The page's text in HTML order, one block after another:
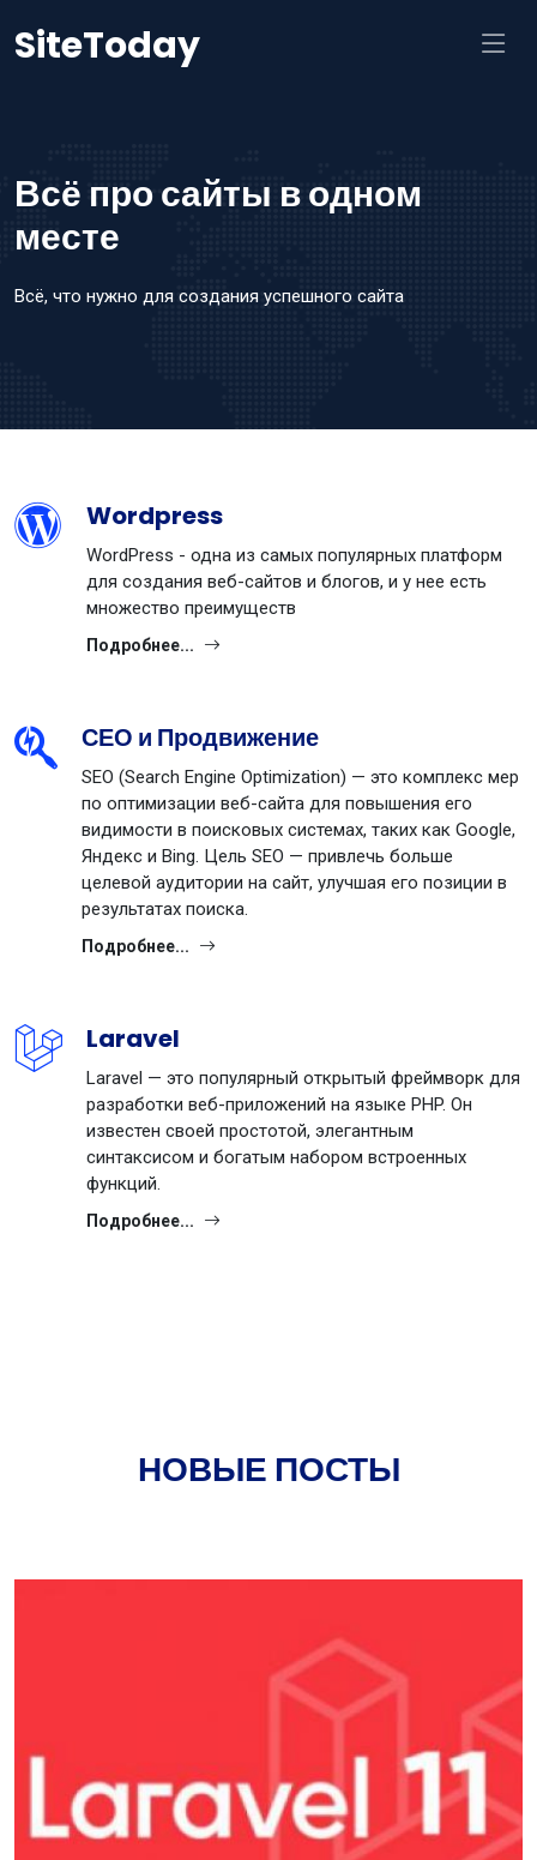
SiteToday
Всё про сайты в одном
месте
Всё, что нужно для создания успешного сайта
Wordpress
WordPress - одна из самых популярных платформ
для создания веб-сайтов и блогов, и у нее есть
множество преимуществ
Подробнее...
СЕО и Продвижение
SEO (Search Engine Optimization) — это комплекс мер
по оптимизации веб-сайта для повышения его
видимости в поисковых системах, таких как Google,
Яндекс и Bing. Цель SEO — привлечь больше
целевой аудитории на сайт, улучшая его позиции в
результатах поиска.
Подробнее...
Laravel
Laravel — это популярный открытый фреймворк для
разработки веб-приложений на языке PHP. Он
известен своей простотой, элегантным
синтаксисом и богатым набором встроенных
функций.
Подробнее...
НОВЫЕ ПОСТЫ